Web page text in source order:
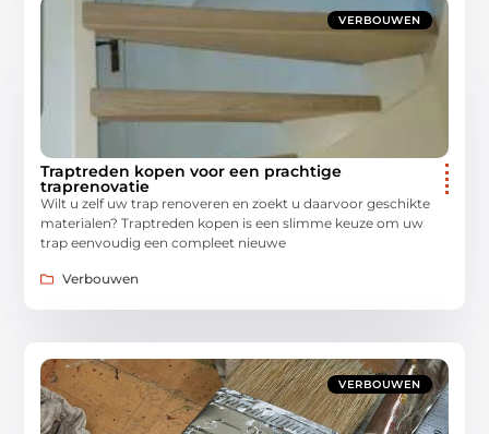
VERBOUWEN
Traptreden kopen voor een prachtige
traprenovatie
Wilt u zelf uw trap renoveren en zoekt u daarvoor geschikte
materialen? Traptreden kopen is een slimme keuze om uw
trap eenvoudig een compleet nieuwe
Verbouwen
VERBOUWEN